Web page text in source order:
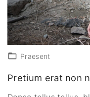
Praesent
Pretium erat non